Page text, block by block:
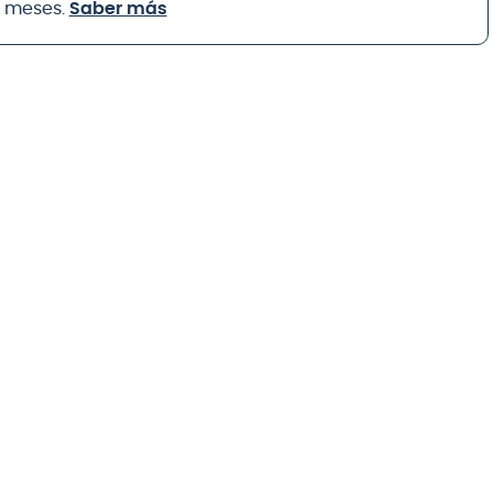
meses. Saber más